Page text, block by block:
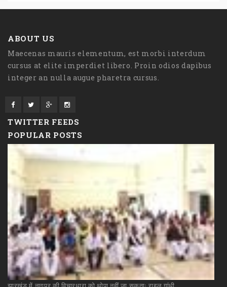
ABOUT US
Maecenas mauris elementum, est morbi interdum
cursus at elite imperdiet libero. Proin odios dapibus
integer an nulla augue pharetra cursus.
TWITTER FEEDS
POPULAR POSTS